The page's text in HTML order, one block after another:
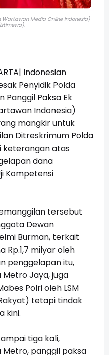
Wartawan Media Online Indonesia)
Indonesian
Penyidik Polda
Panggil Paksa Ek
Indonesia)
mangkir untuk
Ditreskrimum Polda
keterangan atas
dana
Kompetensi
tersebut
Dewan
Burman, terkait
Rp.1,7 milyar oleh
penggelapan itu,
Jaya, juga
Polri oleh LSM
tetapi tindak
kini.
tiga kali,
Metro, panggil paksa